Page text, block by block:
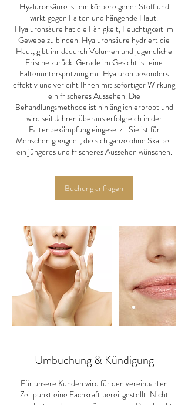
Hyaluronsäure ist ein körpereigener Stoff und
wirkt gegen Falten und hängende Haut.
Hyaluronsäure hat die Fähigkeit, Feuchtigkeit im
Gewebe zu binden. Hyaluronsäure hydriert die
Haut, gibt ihr dadurch Volumen und jugendliche
Frische zurück. Gerade im Gesicht ist eine
Faltenunterspritzung mit Hyaluron besonders
effektiv und verleiht Ihnen mit sofortiger Wirkung
ein frischeres Aussehen. Die
Behandlungsmethode ist hinlänglich erprobt und
wird seit Jahren überaus erfolgreich in der
Faltenbekämpfung eingesetzt. Sie ist für
Menschen geeignet, die sich ganze ohne Skalpell
ein jüngeres und frischeres Aussehen wünschen.
Buchung anfragen
Umbuchung & Kündigung
Für unsere Kunden wird für den vereinbarten
Zeitpunkt eine Fachkraft bereitgestellt. Nicht